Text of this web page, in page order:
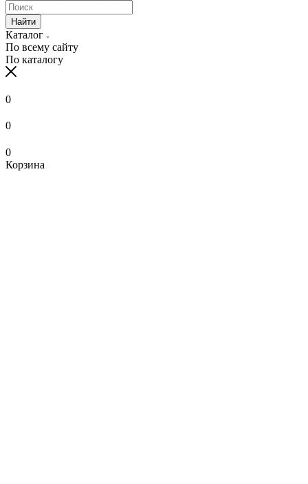
Найти
Каталог
По всему сайту
По каталогу
0
0
0
Корзина